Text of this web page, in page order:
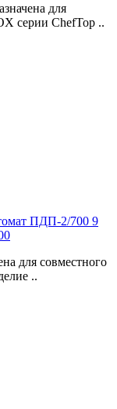
для
серии ChefTop ..
для совместного
..